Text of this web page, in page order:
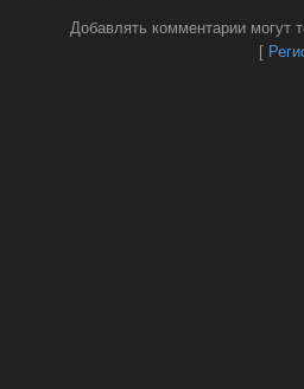
Добавлять комментарии могут
[